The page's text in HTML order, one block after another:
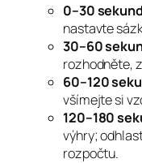
0–30
nastavte
30–60
rozhodněte,
60–120
všímejte si
120–180
výhry;
rozpočtu.